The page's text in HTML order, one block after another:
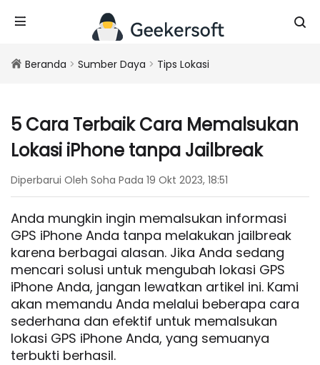
Beranda > Sumber Daya > Tips Lokasi
5 Cara Terbaik Cara Memalsukan
Lokasi iPhone tanpa Jailbreak
Diperbarui Oleh Soha Pada 19 Okt 2023, 18:51
Anda mungkin ingin memalsukan informasi
GPS iPhone Anda tanpa melakukan jailbreak
karena berbagai alasan. Jika Anda sedang
mencari solusi untuk mengubah lokasi GPS
iPhone Anda, jangan lewatkan artikel ini. Kami
akan memandu Anda melalui beberapa cara
sederhana dan efektif untuk memalsukan
lokasi GPS iPhone Anda, yang semuanya
terbukti berhasil.